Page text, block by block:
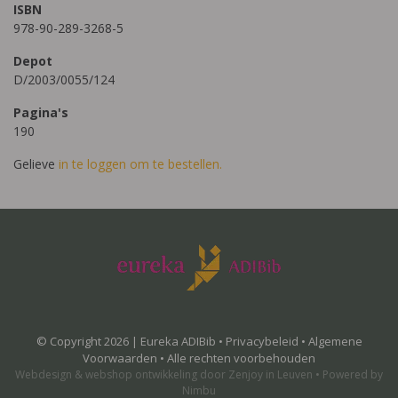
ISBN
978-90-289-3268-5
Depot
D/2003/0055/124
Pagina's
190
Gelieve in te loggen om te bestellen.
© Copyright 2026 | Eureka ADIBib • Privacybeleid • Algemene
Voorwaarden • Alle rechten voorbehouden
Webdesign & webshop ontwikkeling door Zenjoy in Leuven • Powered by
Nimbu